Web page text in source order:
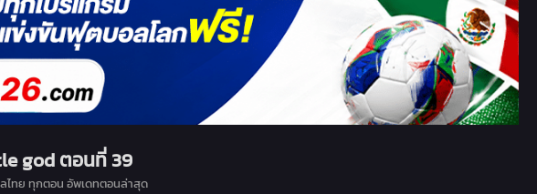
god ตอนที่ 39
ไทย ทุกตอน อัพเดทตอนล่าสุด